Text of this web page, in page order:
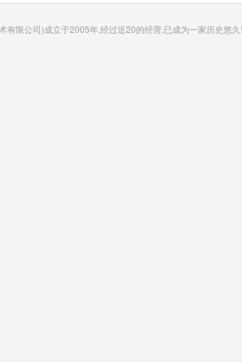
限公司)成立于2005年,经过近20的经营,已成为一家历史悠久